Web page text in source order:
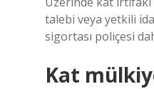
talebi veya yetkili
sigortası poliçesi
Kat